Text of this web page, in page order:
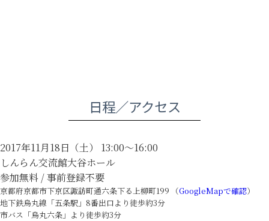
日程／アクセス
2017年11月18日（土） 13:00〜16:00
しんらん交流館大谷ホール
参加無料 / 事前登録不要
京都府京都市下京区諏訪町通六条下る上柳町199 （GoogleMapで確認）
地下鉄烏丸線「五条駅」8番出口より徒歩約3分
市バス「烏丸六条」より徒歩約3分